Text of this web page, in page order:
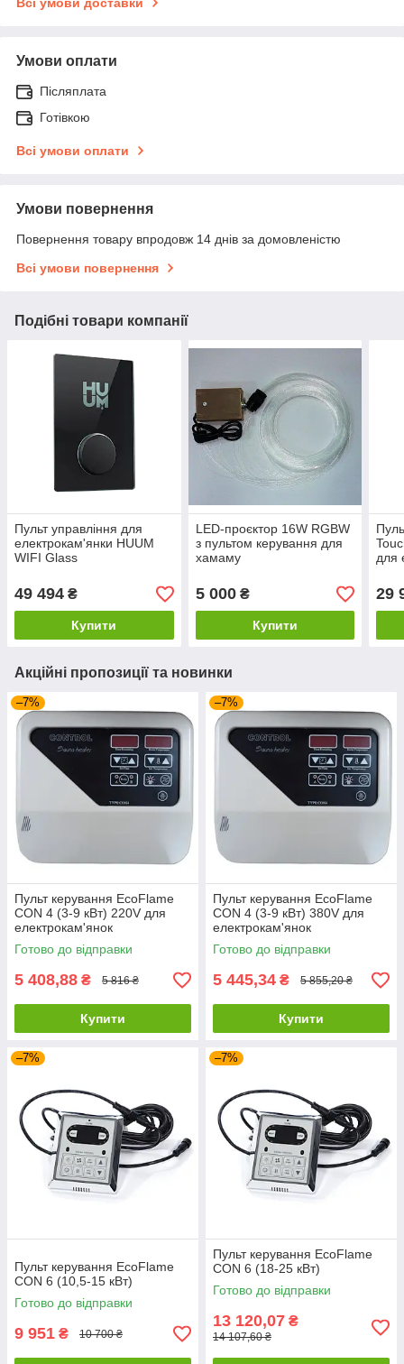
Умови оплати
Післяплата
Готівкою
Всі умови оплати
Умови повернення
Повернення товару впродовж 14 днів за домовленістю
Всі умови повернення
Подібні товари компанії
Пульт управління для
електрокам'янки HUUM
WIFI Glass
49 494 ₴
Купити
LED-проєктор 16W RGBW
з пультом керування для
хамаму
5 000₴
Купити
для
29
Акційні пропозиції та новинки
–7%
Пульт керування EcoFlame
CON 4 (3-9 кВт) 220V для
електрокам'янок
Готово до відправки
5 408,88 ₴ 5 816 ₴
Купити
–7%
Пульт керування EcoFlame
CON 4 (3-9 кВт) 380V для
електрокам'янок
Готово до відправки
5 445,34 ₴ 5 855,20 ₴
Купити
–7%
Пульт керування EcoFlame
CON 6 (10,5-15 кВт)
Готово до відправки
9 951 ₴ 10 700 ₴
–7%
Пульт керування EcoFlame
CON 6 (18-25 кВт)
Готово до відправки
13 120,07 ₴
14 107,60 ₴